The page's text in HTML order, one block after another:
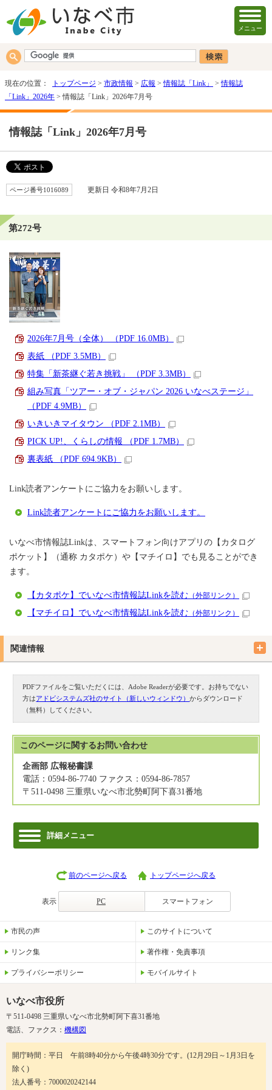
メニュー
現在の位置： トップページ > 市政情報 > 広報 >情報誌「Link」 >情報誌
「Link」2026年 > 情報誌「Link」2026年7月号
情報誌「Link」2026年7月号
ページ番号1016089 更新日 令和8年7月2日
第272号
2026年7月号（全体） （PDF 16.0MB）
表紙 （PDF 3.5MB）
特集「新茶継ぐ若き挑戦」 （PDF 3.3MB）
組み写真「ツアー・オブ・ジャパン 2026 いなべステージ」
（PDF 4.9MB）
いきいきマイタウン （PDF 2.1MB）
PICK UP!、くらしの情報 （PDF 1.7MB）
裏表紙 （PDF 694.9KB）
Link読者アンケートにご協力をお願いします。
Link読者アンケートにご協力をお願いします。
いなべ市情報誌Linkは、スマートフォン向けアプリの【カタログ
ポケット】（通称 カタポケ）や【マチイロ】でも見ることができ
ます。
【カタポケ】でいなべ市情報誌Linkを読む （外部リンク）
【マチイロ】でいなべ市情報誌Linkを読む （外部リンク）
関連情報
PDFファイルをご覧いただくには、Adobe Readerが必要です。お持ちでない
方はアドビシステムズ社のサイト（新しいウィンドウ）からダウンロード
（無料）してください。
このページに関するお問い合わせ
企画部 広報秘書課
電話：0594-86-7740 ファクス：0594-86-7857
〒511-0498 三重県いなべ市北勢町阿下喜31番地
詳細メニュー
前のページへ戻る トップページへ戻る
表示 PC スマートフォン
市民の声 このサイトについて
リンク集 著作権・免責事項
プライバシーポリシー モバイルサイト
いなべ市役所
〒511-0498 三重県いなべ市北勢町阿下喜31番地
電話、ファクス： 機構図
開庁時間：平日 午前8時40分から午後4時30分です。(12月29日～1月3日を
除く)
法人番号：7000020242144